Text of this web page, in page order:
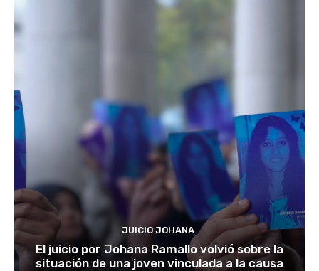
JUICIO JOHANA
El juicio por Johana Ramallo volvió sobre la
situación de una joven vinculada a la causa